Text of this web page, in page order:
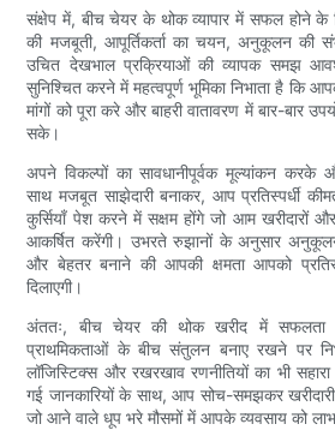
संक्षेप में, बीच चेयर के थोक व्यापार में सफल होने के
की मजबूती, आपूर्तिकर्ता का चयन, अनुकूलन की
उचित देखभाल प्रक्रियाओं की व्यापक समझ
सुनिश्चित करने में महत्वपूर्ण भूमिका निभाता है कि
मांगों को पूरा करे और बाहरी वातावरण में बार-बार
सके।
अपने विकल्पों का सावधानीपूर्वक मूल्यांकन करके
साथ मजबूत साझेदारी बनाकर, आप प्रतिस्पर्धी
कुर्सियाँ पेश करने में सक्षम होंगे जो आम खरीदारों और
आकर्षित करेंगी। उभरते रुझानों के अनुसार
और बेहतर बनाने की आपकी क्षमता आपको
दिलाएगी।
अंततः, बीच चेयर की थोक खरीद में सफलता
प्राथमिकताओं के बीच संतुलन बनाए रखने पर
लॉजिस्टिक्स और रखरखाव रणनीतियों का भी
गई जानकारियों के साथ, आप सोच-समझकर
जो आने वाले धूप भरे मौसमों में आपके व्यवसाय को